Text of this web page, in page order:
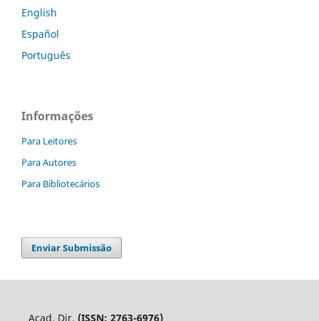
English
Español
Português
Informações
Para Leitores
Para Autores
Para Bibliotecários
Enviar Submissão
Acad. Dir. (ISSN: 2763-6976)